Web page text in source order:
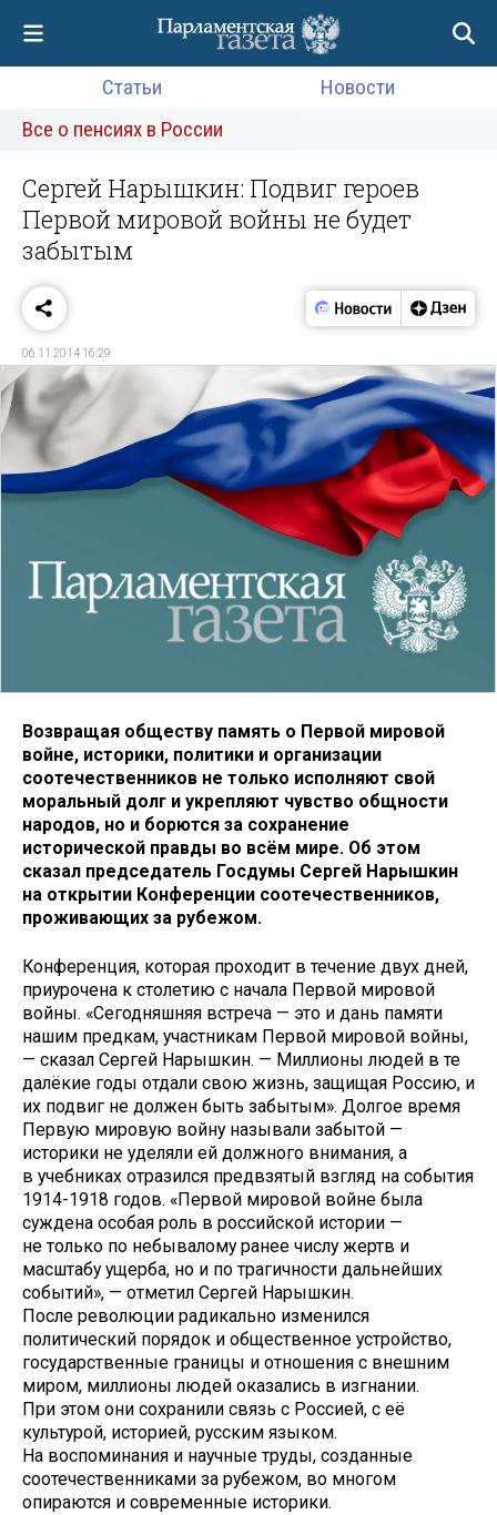
Статьи
Новости
Все о пенсиях в России
Сергей Нарышкин: Подвиг героев
Первой мировой войны не будет
забытым
06.11.2014 16:29
Возвращая обществу память о Первой мировой
войне, историки, политики и организации
соотечественников не только исполняют свой
моральный долг и укрепляют чувство общности
народов, но и борются за сохранение
исторической правды во всём мире. Об этом
сказал председатель Госдумы Сергей Нарышкин
на открытии Конференции соотечественников,
проживающих за рубежом.
Конференция, которая проходит в течение двух дней,
приурочена к столетию с начала Первой мировой
войны. «Сегодняшняя встреча — это и дань памяти
нашим предкам, участникам Первой мировой войны,
— сказал Сергей Нарышкин. — Миллионы людей в те
далёкие годы отдали свою жизнь, защищая Россию, и
их подвиг не должен быть забытым». Долгое время
Первую мировую войну называли забытой —
историки не уделяли ей должного внимания, а
в учебниках отразился предвзятый взгляд на события
1914-1918 годов. «Первой мировой войне была
суждена особая роль в российской истории —
не только по небывалому ранее числу жертв и
масштабу ущерба, но и по трагичности дальнейших
событий», — отметил Сергей Нарышкин.
После революции радикально изменился
политический порядок и общественное устройство,
государственные границы и отношения с внешним
миром, миллионы людей оказались в изгнании.
При этом они сохранили связь с Россией, с её
культурой, историей, русским языком.
На воспоминания и научные труды, созданные
соотечественниками за рубежом, во многом
опираются и современные историки.